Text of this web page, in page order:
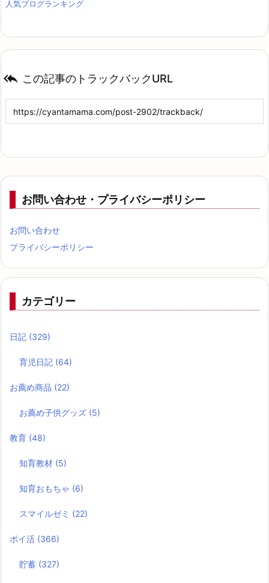
人気ブログランキング
 この記事のトラックバックURL
お問い合わせ・プライバシーポリシー
お問い合わせ
プライバシーポリシー
カテゴリー
日記 (329)
育児日記 (64)
お薦め商品 (22)
お薦め子供グッズ (5)
教育 (48)
知育教材 (5)
知育おもちゃ (6)
スマイルゼミ (22)
ポイ活 (366)
貯蓄 (327)